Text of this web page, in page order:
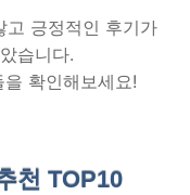
고 긍정적인 후기가
습니다.
확인해보세요!
천 TOP10